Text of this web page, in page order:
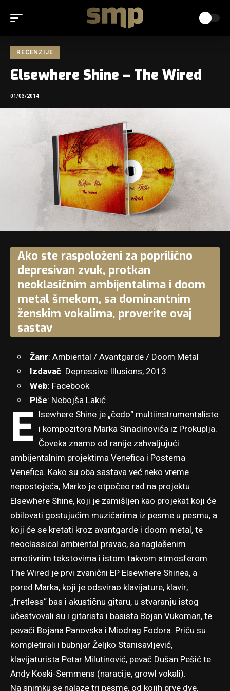
RECENZIJE
Elsewhere Shine – The Wired
01/03/2014
Ako ste raspoloženi za poprilično
depresivan zvuk, protkan
neoklasičnim ambijentalima i doom
metal šmekom, sa dominantnim
ženskim vokalima, proverite ovaj
sastav
Žanr: Ambiental / Avantgarde / Doom Metal
Izdavač: Depressive Illusions, 2013.
Web: Facebook
Piše: Nebojša Lakić
E lsewhere Shine je „čedo“ multiinstrumentaliste
i kompozitora Marka Sinadinovića iz Prokuplja.
Čoveka znamo od ranije zahvaljujući
ambijentalnim projektima Venefica i Postema
Venefica. Kako su oba sastava već neko vreme
nepostojeća, Marko je otpočeo rad na projektu
Elsewhere Shine, koji je zamišljen kao projekat koji će
obilovati gostujućim muzičarima iz pesme u pesmu, a
koji će se kretati kroz avantgarde i doom metal, te
neoclassical ambiental pravac, sa naglašenim
emotivnim tekstovima i istom takvom atmosferom.
The Wired je prvi zvanični EP Elsewhere Shinea, a
pored Marka, koji je odsvirao klavijature, klavir,
„fretless“ bas i akustičnu gitaru, u stvaranju istog
učestvovali su i gitarista i basista Bojan Vukoman, te
pevači Bojana Panovska i Miodrag Fodora. Priču su
kompletirali i bubnjar Željko Stanisavljević,
klavijaturista Petar Milutinović, pevač Dušan Pešić te
Andy Koski-Semmens (naracije, growl vokali).
Na snimku se nalaze tri pesme, od kojih prve dve,